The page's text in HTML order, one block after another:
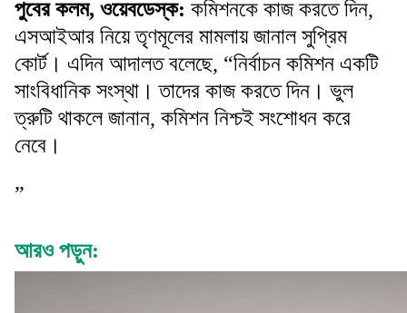
পুবের কলম, ওয়েবডেস্ক: কমিশনকে কাজ করতে দিন,
এসআইআর নিয়ে তৃণমূলের মামলায় জানাল সুপ্রিম
কোর্ট। এদিন আদালত বলেছে, “নির্বাচন কমিশন একটি
সাংবিধানিক সংস্থা। তাদের কাজ করতে দিন। ভুল
ত্রুটি থাকলে জানান, কমিশন নিশ্চই সংশোধন করে
নেবে।
”
আরও পড়ুন: